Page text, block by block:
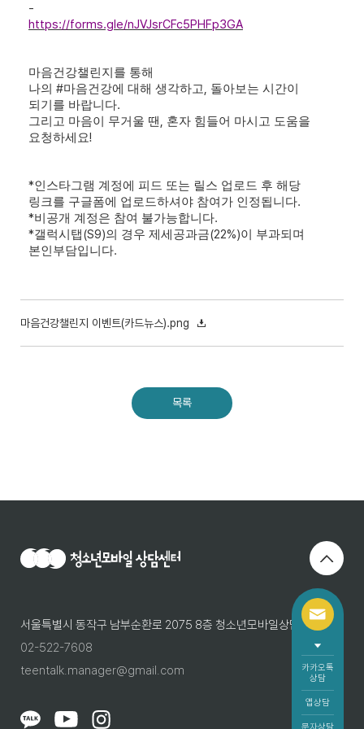
-
https://forms.gle/nJVJsrCFc5PHFp3GA
마음건강챌린지를 통해
나의 #마음건강에 대해 생각하고, 돌아보는 시간이
되기를 바랍니다.
그리고 마음이 무거울 땐, 혼자 힘들어 마시고 도움을
요청하세요!
*인스타그램 계정에 피드 또는 릴스 업로드 후 해당
링크를 구글폼에 업로드하셔야 참여가 인정됩니다.
*비공개 계정은 참여 불가능합니다.
*갤럭시탭(S9)의 경우 제세공과금(22%)이 부과되며
본인부담입니다.
마음건강챌린지 이벤트(카드뉴스).png
목록
카카오톡
상담
앱상담
서울특별시 동작구 남부순환로 2075 8층 청소년모바일상담센터
02-522-7608
teentalk.manager@gmail.com